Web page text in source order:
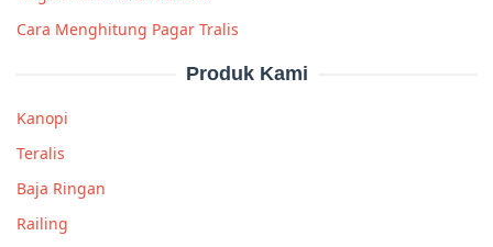
Cara Menghitung Pagar Tralis
Produk Kami
Kanopi
Teralis
Baja Ringan
Railing